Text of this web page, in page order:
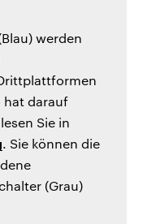
werden
hat darauf
Sie in
. Sie können die
(Grau)